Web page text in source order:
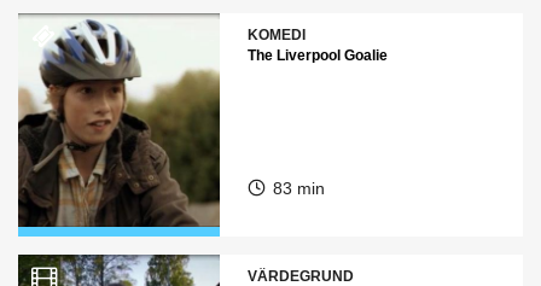
KOMEDI
The Liverpool Goalie
83 min
VÄRDEGRUND